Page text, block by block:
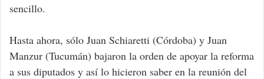
sencillo.
Hasta ahora, sólo Juan Schiaretti (Córdoba) y Juan
Manzur (Tucumán) bajaron la orden de apoyar la reforma
a sus diputados y así lo hicieron saber en la reunión del